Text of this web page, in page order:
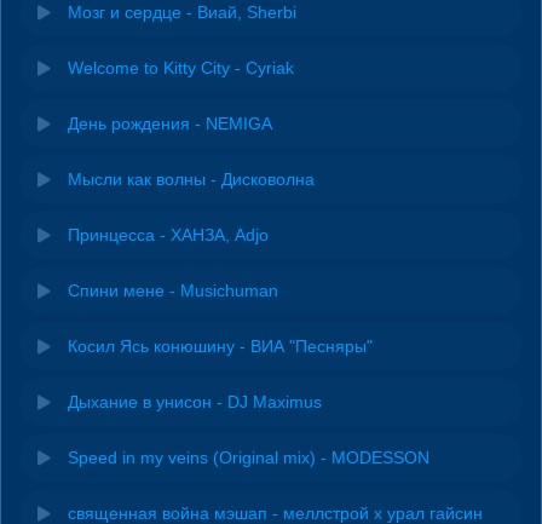
Мозг и сердце - Виай, Sherbi
Welcome to Kitty City - Cyriak
День рождения - NEMIGA
Мысли как волны - Дисковолна
Принцесса - ХАНЗА, Adjo
Спини мене - Musichuman
Косил Ясь конюшину - ВИА "Песняры"
Дыхание в унисон - DJ Maximus
Speed in my veins (Original mix) - MODESSON
священная война мэшап - меллстрой х урал гайсин